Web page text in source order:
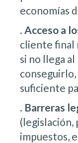
economías
. Acceso a
cliente final
si no llega
suficiente
. Barreras
(legislación,
impuestos,